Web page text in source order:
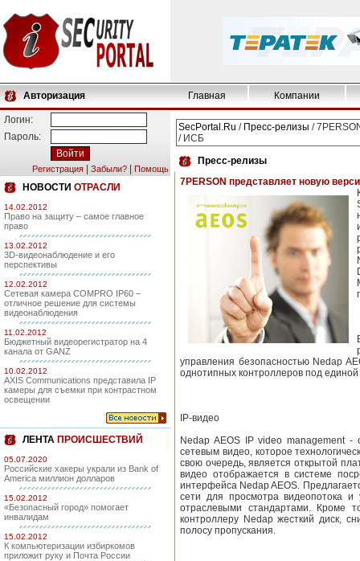
Авторизация Главная Компании
Логин:
Пароль:
Регистрация Забыли? Помощь
НОВОСТИ ОТРАСЛИ
14.02.2012
Право на защиту – самое главное
право
13.02.2012
3D-видеонаблюдение и его
перспективы
12.02.2012
Сетевая камера COMPRO IP60 –
отличное решение для системы
видеонаблюдения
11.02.2012
Бюджетный видеорегистратор на 4
канала от GANZ
10.02.2012
AXIS Communications представила IP
камеры для съемки при контрастном
освещении
ЛЕНТА ПРОИСШЕСТВИЙ
05.07.2020
Российские хакеры украли из Bank of
America миллион долларов
15.02.2012
«Безопасный город» помогает
инвалидам
15.02.2012
К компьютеризации избиркомов
приложит руку и Почта России
SecPortal.Ru / Пресс-релизы /
/ ИСБ
Пресс-релизы
7PERSON представляет новую
управления безопасностью Nedap
однотипных контроллеров под
IP-видео
Nedap AEOS IP video management
сетевым видео, которое
свою очередь, является открытой
видео отображается в системе
интерфейса Nedap AEOS.
сети для просмотра видеопотока
отраслевыми стандартами. Кроме
контроллеру Nedap жесткий диск,
полосу пропускания.